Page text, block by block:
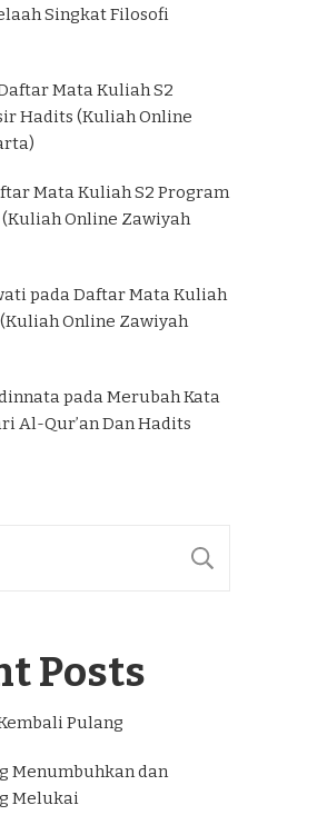
Singkat Filosofi
Mata Kuliah S2
Hadits (Kuliah Online
Mata Kuliah S2 Program
Online Zawiyah
padaDaftar Mata Kuliah
Online Zawiyah
padaMerubah Kata
Al-Qur’an Dan Hadits
Posts
Pulang
Menumbuhkan dan
Melukai